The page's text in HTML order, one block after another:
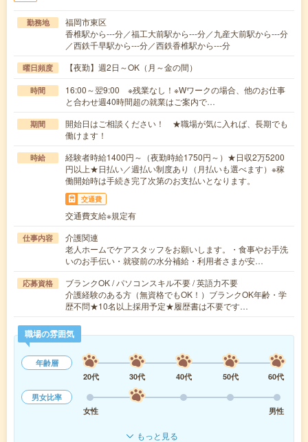
勤務地
福岡市東区
香椎駅から---分／福工大前駅から---分／九産大前駅から---分
／西鉄千早駅から---分／西鉄香椎駅から---分
曜日頻度 【夜勤】週2日～OK（月～金の間）
時間
16:00～翌9:00 ※残業なし！※Wワークの場合、他のお仕事
と合わせ週40時間超の就業はご案内で…
期間
開始日はご相談ください！ ★職場が気に入れば、長期でも
働けます！
時給
経験者時給1400円～（夜勤時給1750円～）★日収2万5200
円以上★日払い／週払い制度あり（月払いも選べます）※稼
働開始時は手続き完了次第のお支払いとなります。
交通費
交通費支給※規定有
仕事内容
介護関連
老人ホームでケアスタッフをお願いします。・食事やお手洗
いのお手伝い・就寝前の水分補給・利用者さまが安…
応募資格
ブランクOK / パソコンスキル不要 / 英語力不要
介護経験のある方（無資格でもOK！）ブランクOK年齢・学
歴不問★10名以上採用予定★履歴書は不要です…
職場の雰囲気
年齢層
20代
30代 40代 50代
60代
男女比率
女性
男性
もっと見る